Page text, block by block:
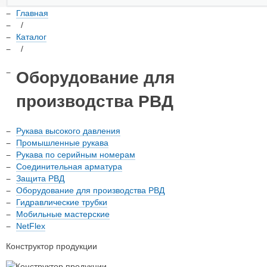
Главная
/
Каталог
/
Оборудование для
производства РВД
Рукава высокого давления
Промышленные рукава
Рукава по серийным номерам
Соединительная арматура
Защита РВД
Оборудование для производства РВД
Гидравлические трубки
Мобильные мастерские
NetFlex
Конструктор продукции